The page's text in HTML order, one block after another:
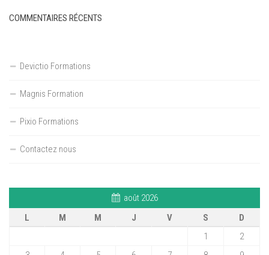
COMMENTAIRES RÉCENTS
Devictio Formations
Magnis Formation
Pixio Formations
Contactez nous
août 2026
L
M M J V S
D
1
2